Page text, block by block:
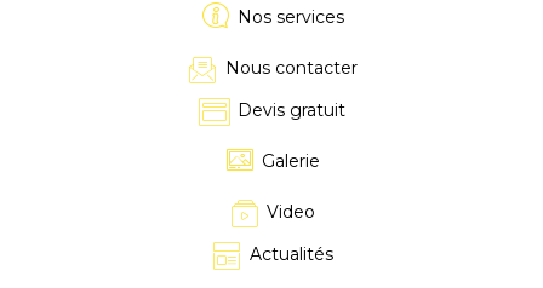
Nos services
Nous contacter
Devis gratuit
Galerie
Video
Actualités